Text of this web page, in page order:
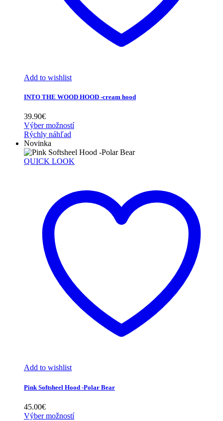
Add to wishlist
INTO THE WOOD HOOD -cream hood
39.90€
Výber možností
Rýchly náhľad
Novinka
QUICK LOOK
Add to wishlist
Pink Softsheel Hood -Polar Bear
45.00€
Výber možností